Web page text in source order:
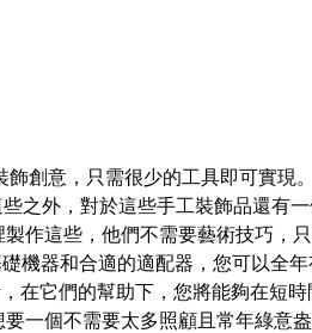
創意，只需很少的工具即可實現
些之外，對於這些手工裝飾品還有
製作這些，他們不需要藝術技巧
機器和合適的適配器，您可以全
在它們的幫助下，您將能夠在短時
一個不需要太多照顧且常年綠意